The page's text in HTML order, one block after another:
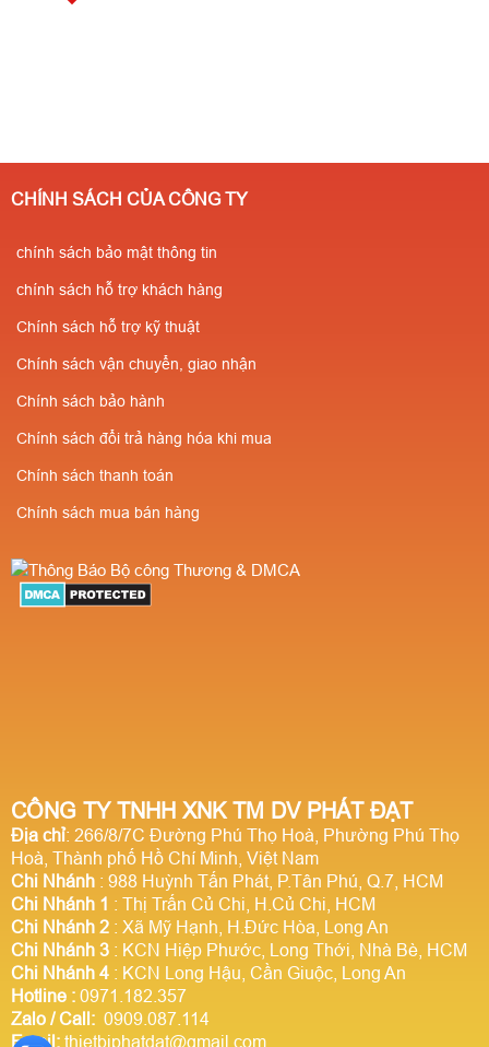
CÔNG TY TNHH XNK TM DV PHÁT ĐẠT
Địa chỉ: 266/8/7C Đường Phú Thọ Hoà, Phường Phú Thọ
Hoà, Thành phố Hồ Chí Minh, Việt Nam
Chi Nhánh : 988 Huỳnh Tấn Phát, P.Tân Phú, Q.7, HCM
Chi Nhánh 1 : Thị Trấn Củ Chi, H.Củ Chi, HCM
Chi Nhánh 2 : Xã Mỹ Hạnh, H.Đức Hòa, Long An
Chi Nhánh 3 : KCN Hiệp Phước, Long Thới, Nhà Bè, HCM
Chi Nhánh 4 : KCN Long Hậu, Cần Giuộc, Long An
Hotline : 0971.182.357
Zalo / Call: 0909.087.114
Email: thietbiphatdat@gmail.com
CHÍNH SÁCH CỦA CÔNG TY
chính sách bảo mật thông tin
chính sách hỗ trợ khách hàng
Chính sách hỗ trợ kỹ thuật
Chính sách vận chuyển, giao nhận
Chính sách bảo hành
Chính sách đổi trả hàng hóa khi mua
Chính sách thanh toán
Chính sách mua bán hàng